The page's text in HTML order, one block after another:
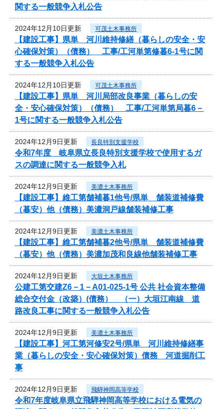
関する一般競争入札公告
2024年12月10日更新 可茂土木事務所
【建設工事】県単 河川維持修繕（暮らしの安全・安
心確保対策）（債務） 工事/工河単第修暮6-1号に関
する一般競争入札公告
2024年12月10日更新 可茂土木事務所
【建設工事】県単 河川局部改良事業（暮らしの安
全・安心確保対策）（債務） 工事/工河単第局暮6－
1号に関する一般競争入札公告
2024年12月9日更新 長良特別支援学校
令和7年度 岐阜県立長良特別支援学校で使用するガ
スの調達に関する一般競争入札
2024年12月9日更新 美濃土木事務所
【建設工事】維工第舗補暮1他号/県単 舗装道補修費
（暮安）他（債務）美濃洞戸線舗装補修工事
2024年12月9日更新 美濃土木事務所
【建設工事】維工第舗補暮2他号/県単 舗装道補修費
（暮安）他（債務）美濃加茂和良線他舗装補修工事
2024年12月9日更新 大垣土木事務所
公建工第交建Z6－1－A01-025-1号 公共 社会資本整備
総合交付金（改築）(債務） （一）大垣江南線 道
路改良工事に関する一般競争入札公告
2024年12月9日更新 美濃土木事務所
【建設工事】河工第河修安2号/県単 河川維持修繕事
業（暮らしの安全・安心確保対策）債務 河道掘削工
事
2024年12月9日更新 飛騨神岡高等学校
令和7年度岐阜県立飛騨神岡高等学校における電気の